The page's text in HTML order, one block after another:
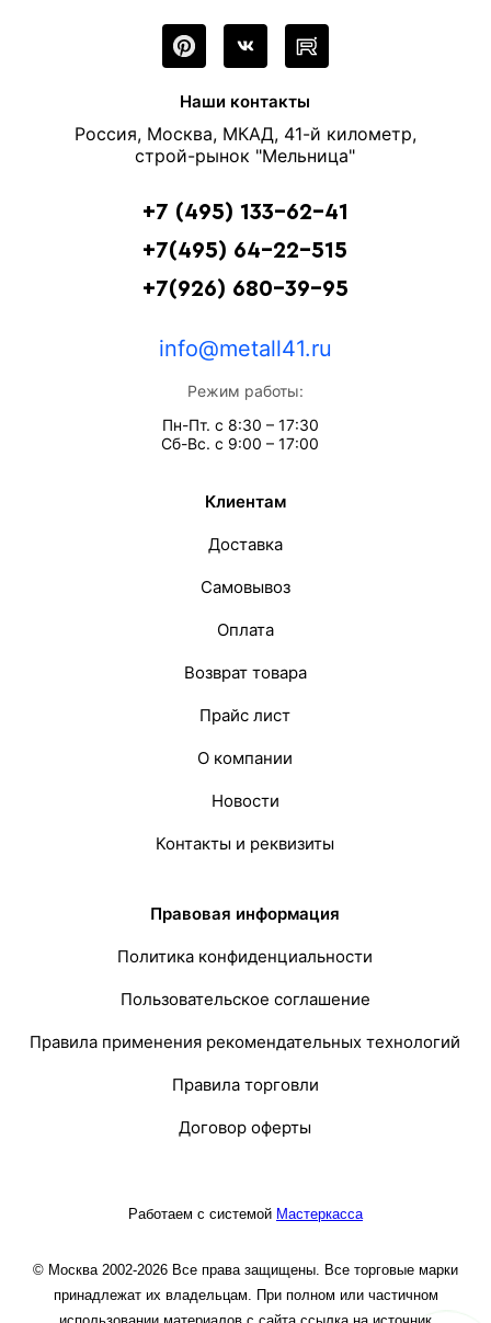
Наши контакты
Россия, Москва, МКАД, 41-й километр,
строй-рынок "Мельница"
+7 (495) 133-62-41
+7(495) 64-22-515
+7(926) 680-39-95
info@metall41.ru
Режим работы:
Пн-Пт. с 8:30 – 17:30
Сб-Вс. с 9:00 – 17:00
Клиентам
Доставка
Самовывоз
Оплата
Возврат товара
Прайс лист
О компании
Новости
Контакты и реквизиты
Правовая информация
Политика конфиденциальности
Пользовательское соглашение
Правила применения рекомендательных технологий
Правила торговли
Договор оферты
Работаем с системой Мастеркасса
© Москва 2002-2026 Все права защищены. Все торговые марки
принадлежат их владельцам. При полном или частичном